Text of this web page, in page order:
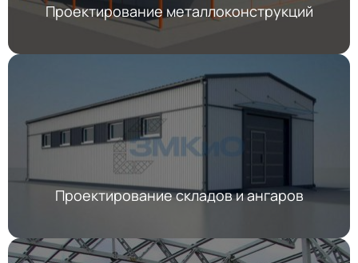
Проектирование металлоконструкций
Проектирование складов и ангаров